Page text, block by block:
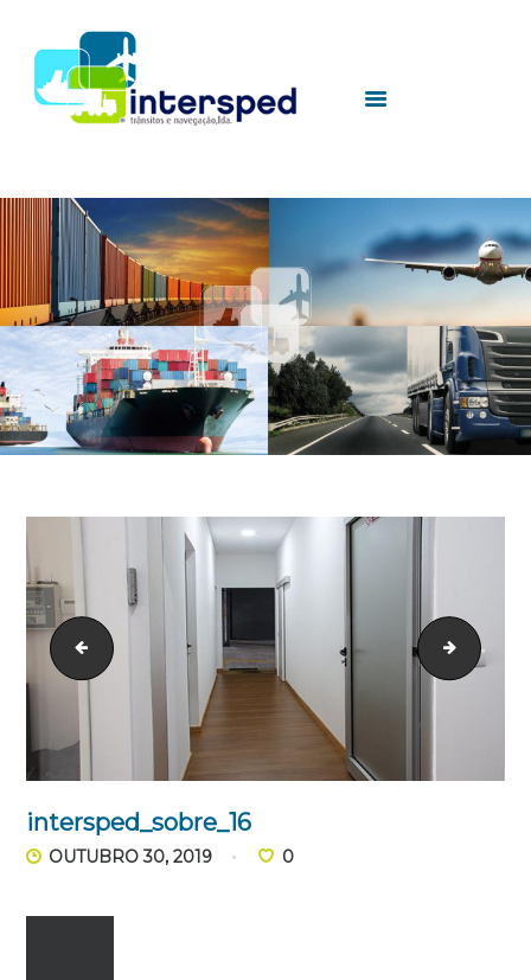
SOBRE NÓS
SERVIÇOS
UTILIDADES
CONTACTOS
intersped_sobre_15
intersped_sobre_16
OUTUBRO 30, 2019 0